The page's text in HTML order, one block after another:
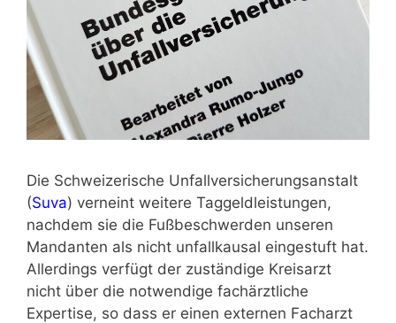
Die Schweizerische Unfallversicherungsanstalt
(Suva) verneint weitere Taggeldleistungen,
nachdem sie die Fußbeschwerden unseren
Mandanten als nicht unfallkausal eingestuft hat.
Allerdings verfügt der zuständige Kreisarzt
nicht über die notwendige fachärztliche
Expertise, so dass er einen externen Facharzt